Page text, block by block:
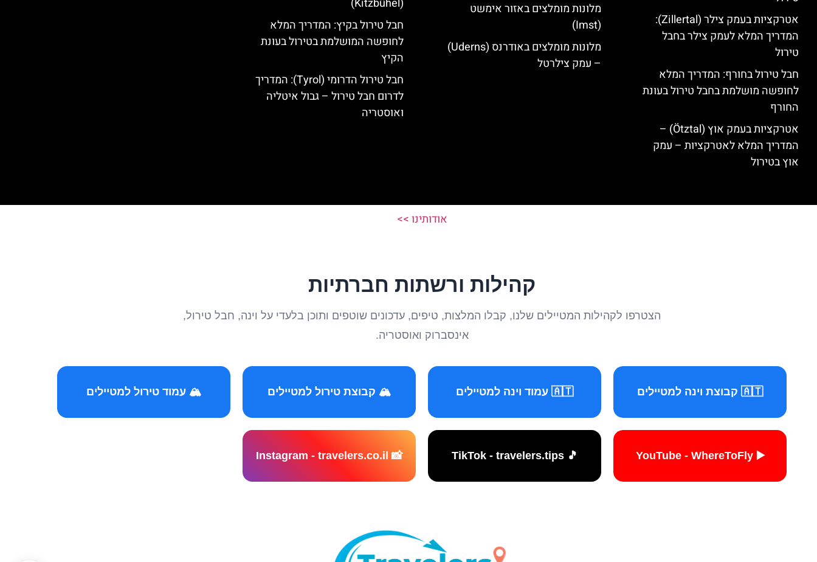
אטרקציות בעמק צילר (Zillertal):
המדריך המלא לעמק צילר בחבל
טירול
חבל טירול בחורף: המדריך המלא
לחופשה מושלמת בחבל טירול בעונת
החורף
אטרקציות בעמק אוץ (Ötztal) –
המדריך המלא לאטרקציות – עמק
אוץ בטירול
מלונות מומלצים באזור אימשט
(Imst)
מלונות מומלצים באודרנס (Uderns)
– עמק צילרטל
חבל טירול בקיץ: המדריך המלא
לחופשה המושלמת בטירול בעונת
הקיץ
חבל טירול הדרומי (Tyrol): המדריך
לדרום חבל טירול – גבול איטליה
ואוסטריה
אודותינו >>
קהילות ורשתות חברתיות
הצטרפו לקהילות המטיילים שלנו, קבלו המלצות, טיפים, עדכונים שוטפים ותוכן בלעדי על וינה, חבל טירול,
אינסברוק ואוסטריה.
🇦🇹 קבוצת וינה למטיילים 🇦🇹 עמוד וינה למטיילים 🏔️ קבוצת טירול למטיילים 🏔️ עמוד טירול למטיילים
▶️ YouTube - WhereToFly
🎵 TikTok - travelers.tips
📸 Instagram - travelers.co.il